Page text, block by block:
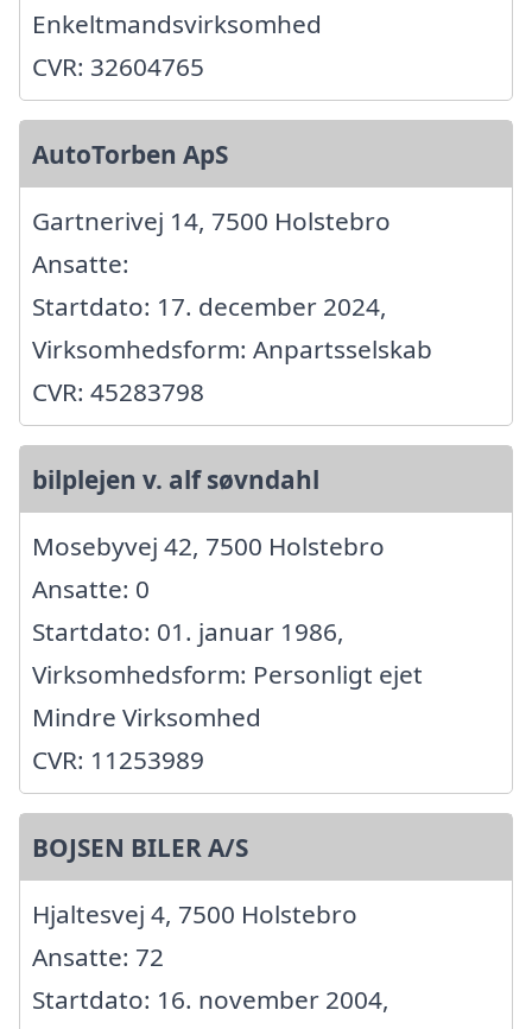
Enkeltmandsvirksomhed
CVR: 32604765
AutoTorben ApS
Gartnerivej 14, 7500 Holstebro
Ansatte:
Startdato: 17. december 2024,
Virksomhedsform: Anpartsselskab
CVR: 45283798
bilplejen v. alf søvndahl
Mosebyvej 42, 7500 Holstebro
Ansatte: 0
Startdato: 01. januar 1986,
Virksomhedsform: Personligt ejet
Mindre Virksomhed
CVR: 11253989
BOJSEN BILER A/S
Hjaltesvej 4, 7500 Holstebro
Ansatte: 72
Startdato: 16. november 2004,